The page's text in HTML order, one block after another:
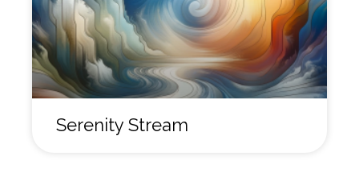
Serenity Stream